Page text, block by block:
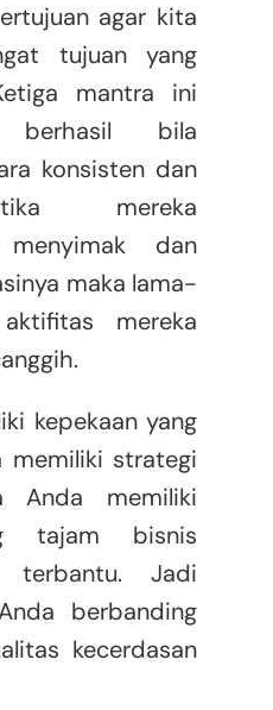
agar kita
tujuan yang
mantra ini
bila
konsisten dan
mereka
menyimak dan
maka lama-
mereka
kepekaan yang
memiliki strategi
Anda memiliki
tajam bisnis
terbantu. Jadi
berbanding
kecerdasan